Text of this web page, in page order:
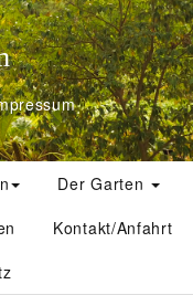
Der Garten
Kontakt/Anfahrt